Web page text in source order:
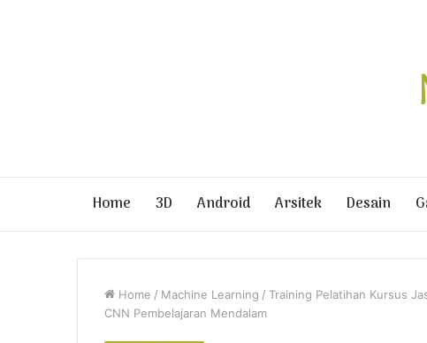
Home 3D Android Arsitek Desain
Home / Machine Learning / Training Pelatihan Kursus
CNN Pembelajaran Mendalam